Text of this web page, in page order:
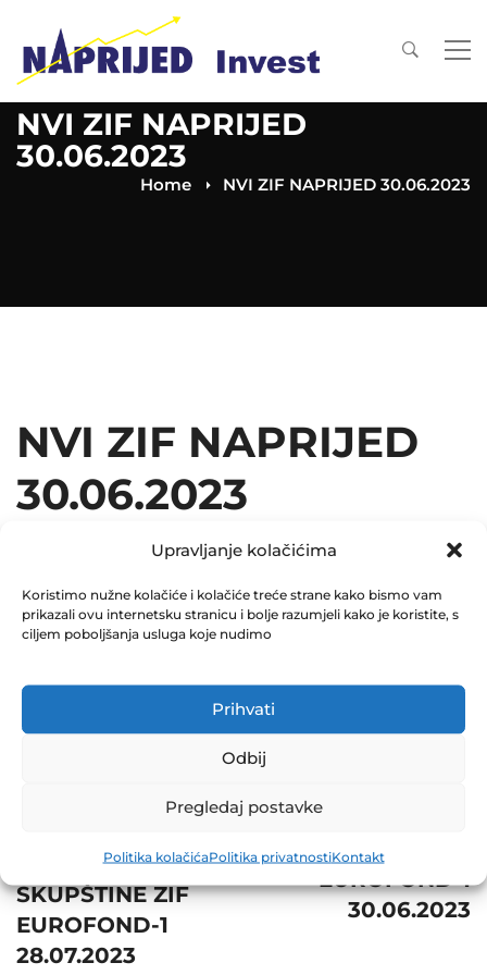
Upravljanje kolačićima
Koristimo nužne kolačiće i kolačiće treće strane kako bismo vam
prikazali ovu internetsku stranicu i bolje razumjeli kako je koristite, s
ciljem poboljšanja usluga koje nudimo
Prihvati
Odbij
Pregledaj postavke
Politika kolačićaPolitika privatnostiKontakt
NVI ZIF NAPRIJED
30.06.2023
Home NVI ZIF NAPRIJED 30.06.2023
NVI ZIF NAPRIJED
30.06.2023
Share
navigation
OBAVJEŠTENJE O
VANREDNE
SKUPŠTINE ZIF
EUROFOND-1
28.07.2023
EUROFOND-1
30.06.2023